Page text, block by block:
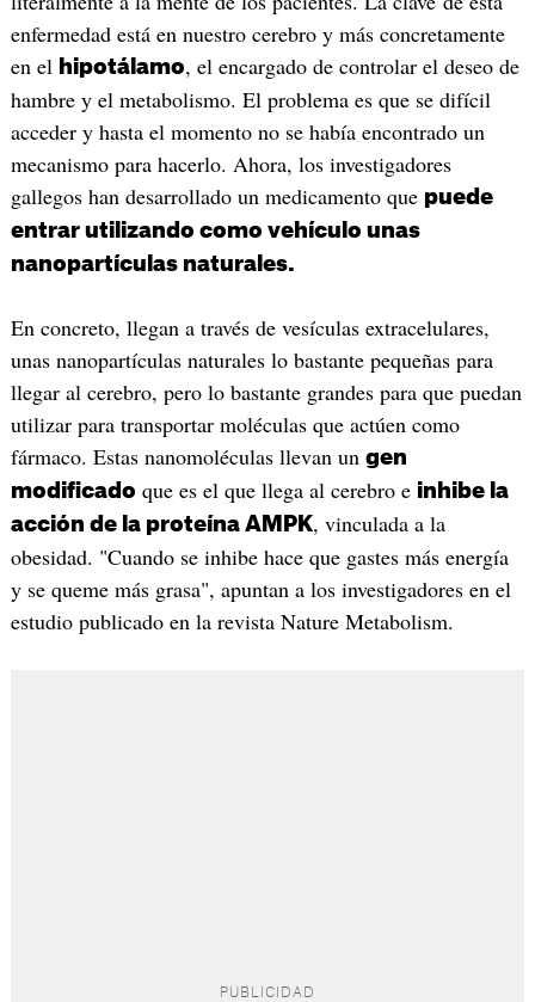
enfermedad está en nuestro cerebro y más concretamente
en el hipotálamo, el encargado de controlar el deseo de
hambre y el metabolismo. El problema es que se difícil
acceder y hasta el momento no se había encontrado un
mecanismo para hacerlo. Ahora, los investigadores
gallegos han desarrollado un medicamento que puede
entrar utilizando como vehículo unas
nanopartículas naturales.
En concreto, llegan a través de vesículas extracelulares,
unas nanopartículas naturales lo bastante pequeñas para
llegar al cerebro, pero lo bastante grandes para que puedan
utilizar para transportar moléculas que actúen como
fármaco. Estas nanomoléculas llevan un gen
modificado que es el que llega al cerebro e inhibe la
acción de la proteína AMPK, vinculada a la
obesidad. "Cuando se inhibe hace que gastes más energía
y se queme más grasa", apuntan a los investigadores en el
estudio publicado en la revista Nature Metabolism.